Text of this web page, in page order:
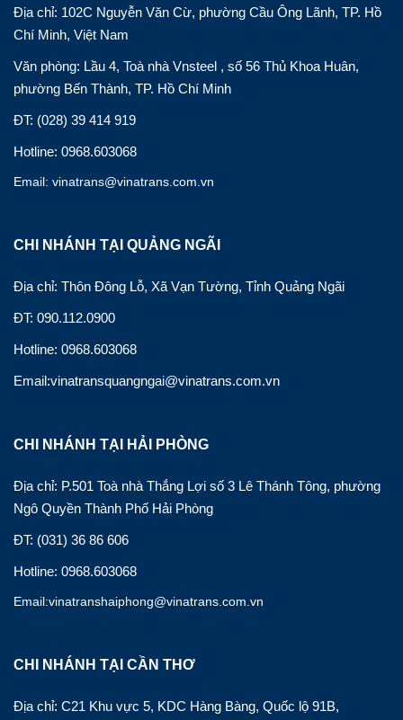
Địa chỉ: 102C Nguyễn Văn Cừ, phường Cầu Ông Lãnh, TP. Hồ
Chí Minh, Việt Nam
Văn phòng: Lầu 4, Toà nhà Vnsteel , số 56 Thủ Khoa Huân,
phường Bến Thành, TP. Hồ Chí Minh
ĐT: (028) 39 414 919
Hotline: 0968.603068
Email: vinatrans@vinatrans.com.vn
CHI NHÁNH TẠI QUẢNG NGÃI
Địa chỉ: Thôn Đông Lỗ, Xã Vạn Tường, Tỉnh Quảng Ngãi
ĐT: 090.112.0900
Hotline: 0968.603068
Email:vinatransquangngai@vinatrans.com.vn
CHI NHÁNH TẠI HẢI PHÒNG
Địa chỉ: P.501 Toà nhà Thắng Lợi số 3 Lê Thánh Tông, phường
Ngô Quyền Thành Phố Hải Phòng
ĐT: (031) 36 86 606
Hotline: 0968.603068
Email:vinatranshaiphong@vinatrans.com.vn
CHI NHÁNH TẠI CẦN THƠ
Địa chỉ: C21 Khu vực 5, KDC Hàng Bàng, Quốc lộ 91B,